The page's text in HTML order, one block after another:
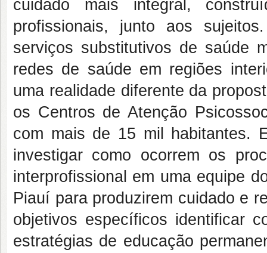
cuidado mais integral,
profissionais, junto aos
serviços substitutivos de saúde
redes de saúde em regiões
uma realidade diferente da
os Centros de Atenção
com mais de 15 mil habitantes.
investigar como ocorrem os
interprofissional em uma equipe
Piauí para produzirem cuidado e
objetivos específicos identificar
estratégias de educação